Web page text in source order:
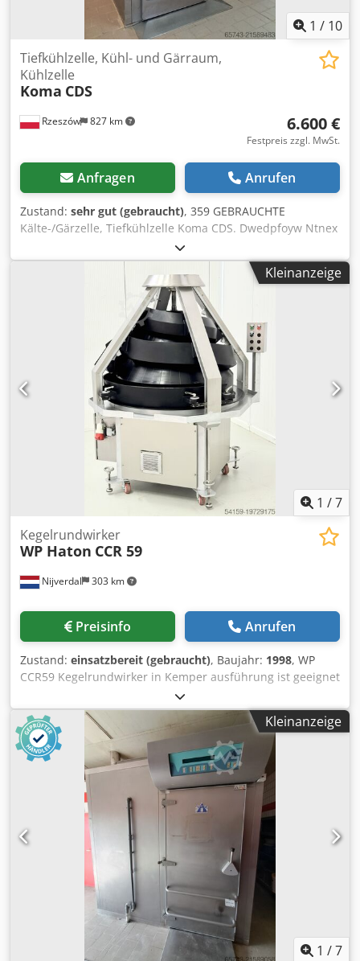
1 / 10
Rzeszów 827 km
Tiefkühlzelle, Kühl- und Gärraum,
Kühlzelle
Koma CDS
6.600 €
Festpreis zzgl. MwSt.
Anfragen Anrufen
Zustand: sehr gut (gebraucht), 359 GEBRAUCHTE
Kälte-/Gärzelle, Tiefkühlzelle Koma CDS. Dwedpfoyw Ntnex
Afqea TECHNISCHE DATEN: - Betriebstemperaturbereich:
-20°C bis +32°C. AUSSENMAẞE (in cm): - Höhe: 264, -
Breite: 257, - Länge: 290. INNENMAẞE (in cm): - Höhe: 200,
- Breite: 210, - Länge: 234. Der angegebene Preis ist
Nettopreis. WIR SPRECHEN ENGLISCH, DEUTSCH,
FRANZÖSISCH, RUSSISCH, UKRAINISCH. Wir haben in
unseren Lagern viele Bäckereiofen vorrätig: Etagenöfen,
Rotationsöfen, Gas-, Öl-, Elektroöfen verschiedener
Hersteller. Außerdem bieten wir Maschinen und
Bäckereiausrüstung, Brötchenlinien, Brotlinien an. Wenn
Sie unser vollständiges und aktuelles Angebot sehen
möchten, besuchen Sie unser Profil Bakeres.
Kleinanzeige
1 /7
Nijverdal 303 km
Kegelrundwirker
WP Haton CCR 59
Preisinfo Anrufen
Zustand: einsatzbereit (gebraucht), Baujahr: 1998, WP
CCR59 Kegelrundwirker in Kemper ausführung ist geeignet
für die Verarbeitung von allen Teigsorten wie Weizenteige,
Weizenmischteige, Roggen-Mischteige und Körnerteige.
Die Teigstücke werden auf dem Zylinderteil der Maschine
mit einstellbarer Rinne eingeführt, und durch die Drehung
des Kegels mittels speziell geformter Rinnen nach oben
gefördert und rundgewirkt. Durch die Teflonbeschichtung
von Rinne und Kegel wird das Verkleben der Teigstücke
vermieden und die Krümelbildung minimalisiert Dodpfew
Ic E Djx Afqjwa Baujahr 1998 Type M2 Gewichtsbereich
300- 1700 Gr. Leistung max. 5000 St Pro Stunde Heiß – und
Kaltluftgebläse Kegel (konisch und zylindrisch aus
Gusseisen), tefloniert Rinnen aus Gussaluminium, Innen-
und Außenseite tefloniert Kegel mit Kopflagerung Gerüst
Edelstahl, vernickelt Verkleidung Edelstahl, gebürstet
Untergestell Stahl, vernickelt mit 4 Rädern mit
Befestigungsstiften Mit Bedienungsschrank
Kleinanzeige
1 /7